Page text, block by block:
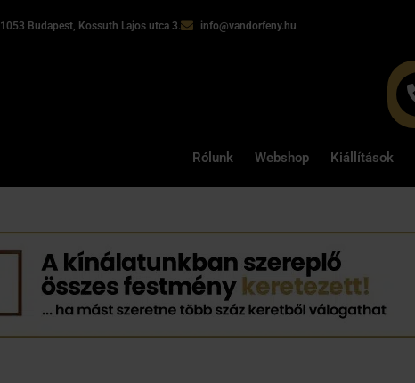
1053 Budapest, Kossuth Lajos utca 3. info@vandorfeny.hu
Rólunk Webshop Kiállítások